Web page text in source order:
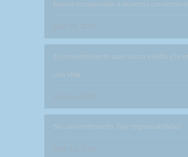
hemos incorporado a nuestros
julio 31, 2026
El consentimiento que nunca existió y la
una vida
julio 24, 2026
Sin consentimiento, hay responsabilidad
julio 16, 2026